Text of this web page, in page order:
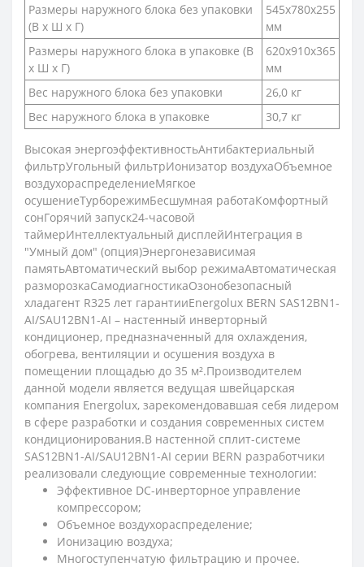
Размеры наружного блока без упаковки
(В х Ш х Г)
545x780x255
мм
Размеры наружного блока в упаковке (В
х Ш х Г)
620x910x365
мм
Вес наружного блока без упаковки
26,0 кг
Вес наружного блока в упаковке
30,7 кг
Высокая энергоэффективностьАнтибактериальный
фильтрУгольный фильтрИонизатор воздухаОбъемное
воздухораспределениеМягкое
осушениеТурборежимБесшумная работаКомфортный
сонГорячий запуск24-часовой
таймерИнтеллектуальный дисплейИнтеграция в
"Умный дом" (опция)Энергонезависимая
памятьАвтоматический выбор режимаАвтоматическая
разморозкаСамодиагностикаОзонобезопасный
хладагент R325 лет гарантииEnergolux BERN SAS12BN1-
AI/SAU12BN1-AI – настенный инверторный
кондиционер, предназначенный для охлаждения,
обогрева, вентиляции и осушения воздуха в
помещении площадью до 35 м².Производителем
данной модели является ведущая швейцарская
компания Energolux, зарекомендовавшая себя лидером
в сфере разработки и создания современных систем
кондиционирования.В настенной сплит-системе
SAS12BN1-AI/SAU12BN1-AI серии BERN разработчики
реализовали следующие современные технологии:
Эффективное DC-инверторное управление
компрессором;
Объемное воздухораспределение;
Ионизацию воздуха;
Многоступенчатую фильтрацию и прочее.